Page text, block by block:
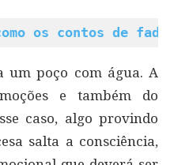
os contos de
um poço com água. A
e também do
caso, algo provindo
salta a consciência,